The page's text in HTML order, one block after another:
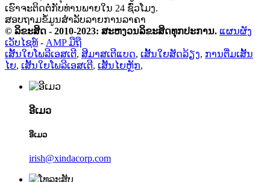
ເຮົາຈະຕິດຕໍ່ກັບທ່ານພາຍໃນ 24 ຊົ່ວໂມງ.
ສອບຖາມຂໍ້ມູນສຳລັບລາຍການລາຄາ
© ລິຂະສິດ - 2010-2023: ສະຫງວນລິຂະສິດທຸກປະການ. ແຜນຜັງ
ເວັບໄຊທ໌ - AMP ມືຖື
ເສັ້ນໃຍໂພລີເອສເຕີ, ສີມາສເຕີແບດ, ເສັ້ນໃຍສັດລ້ຽງ, ການຕື່ມເສັ້ນ
ໄຍ, ເສັ້ນໃຍໂພລີເອສເຕີ, ເສັ້ນໄຍຫຼັກ,
ອີເມວ
ອີເມວ
irish@xindacorp.com